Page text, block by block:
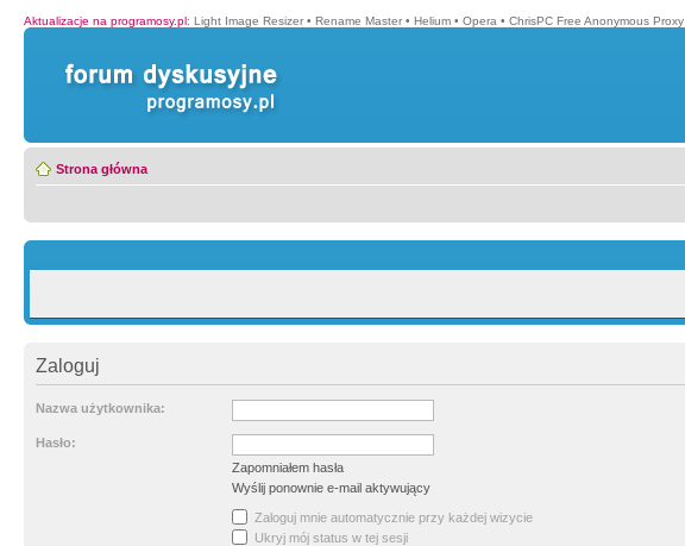
Aktualizacje na programosy.pl: Light Image Resizer • Rename Master • Helium • Opera • ChrisPC Free Anonymous Proxy
Strona główna
Zaloguj
Nazwa użytkownika:
Hasło:
Zapomniałem hasła
Wyślij ponownie e-mail aktywujący
Zaloguj mnie automatycznie przy każdej wizycie
Ukryj mój status w tej sesji